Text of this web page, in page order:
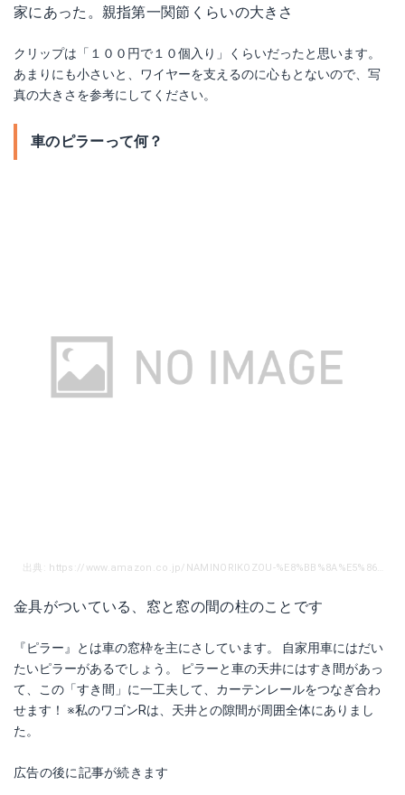
家にあった。親指第一関節くらいの大きさ
クリップは「１００円で１０個入り」くらいだったと思います。
あまりにも小さいと、ワイヤーを支えるのに心もとないので、写
真の大きさを参考にしてください。
車のピラーって何？
金具がついている、窓と窓の間の柱のことです
『ピラー』とは車の窓枠を主にさしています。 自家用車にはだい
たいピラーがあるでしょう。 ピラーと車の天井にはすき間があっ
て、この「すき間」に一工夫して、カーテンレールをつなぎ合わ
せます！ ※私のワゴンRは、天井との隙間が周囲全体にありまし
た。
広告の後に記事が続きます